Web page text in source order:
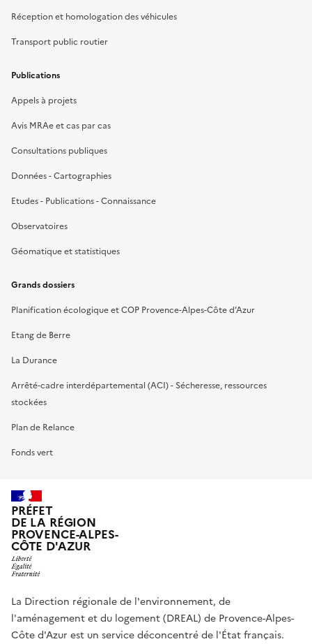
Réception et homologation des véhicules
Transport public routier
Publications
Appels à projets
Avis MRAe et cas par cas
Consultations publiques
Données - Cartographies
Etudes - Publications - Connaissance
Observatoires
Géomatique et statistiques
Grands dossiers
Planification écologique et COP Provence-Alpes-Côte d’Azur
Etang de Berre
La Durance
Arrêté-cadre interdépartemental (ACI) - Sécheresse, ressources
stockées
Plan de Relance
Fonds vert
PRÉFET
DE LA RÉGION
PROVENCE-ALPES-
CÔTE D'AZUR
La Direction régionale de l'environnement, de
l'aménagement et du logement (DREAL) de Provence-Alpes-
Côte d'Azur est un service déconcentré de l'État français.